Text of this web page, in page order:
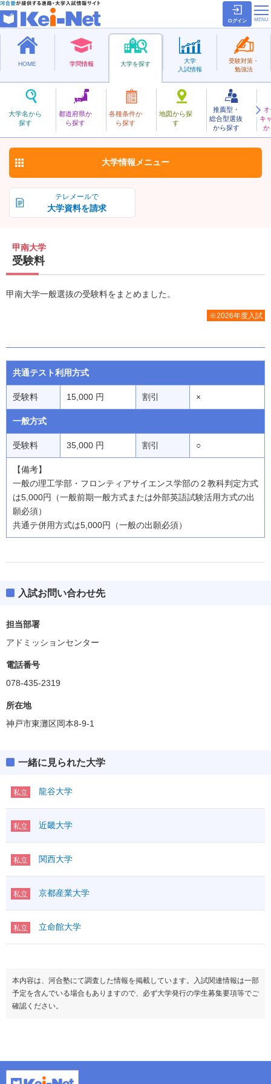
ログイン
HOME 学問情報 大学を探す
大学名から
探す
都道府県か
ら探す
各種条件か
ら探す
地図から探
す
推薦型・
総合型選抜
から探す
キ
か
大学
入試情報
受験対策・
勉強法
私立
こうなん
甲南大学 お気に入り
テレメールで
大学資料を請求
大学情報 メニュー
甲南大学
受験料
甲南大学一般選抜の受験料をまとめました。
※2026年度入試
共通テスト利用方式
受験料 15,000 円 割引 ×
一般方式
受験料 35,000 円 割引 ○
【備考】
一般の理工学部・フロンティアサイエンス学部の２教科判定方式
は5,000円（一般前期一般方式または外部英語試験活用方式の出
願必須）
共通テ併用方式は5,000円（一般の出願必須）
入試お問い合わせ先
担当部署
アドミッションセンター
電話番号
078-435-2319
所在地
神戸市東灘区岡本8-9-1
一緒に見られた大学
私立 龍谷大学
私立 近畿大学
私立 関西大学
私立 京都産業大学
私立 立命館大学
本内容は、河合塾にて調査した情報を掲載しています。入試関連情報は一部
予定を含んでいる場合もありますので、必ず大学発行の学生募集要項等でご
確認ください。